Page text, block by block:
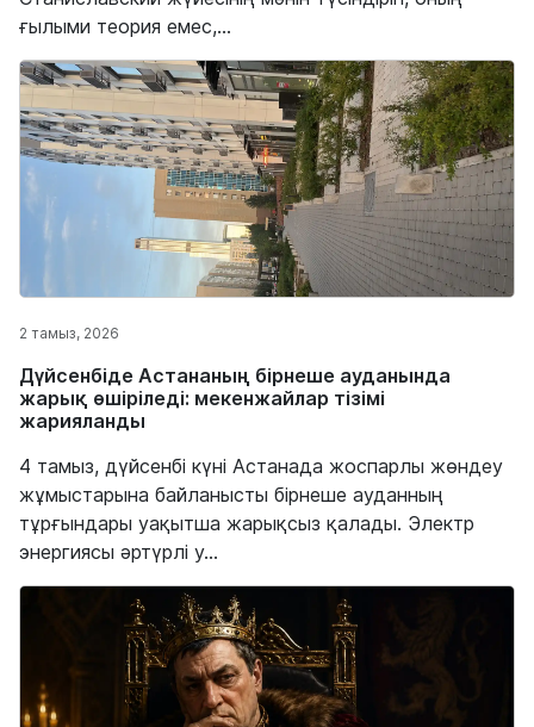
ғылыми теория емес,...
2 тамыз, 2026
Дүйсенбіде Астананың бірнеше ауданында
жарық өшіріледі: мекенжайлар тізімі
жарияланды
4 тамыз, дүйсенбі күні Астанада жоспарлы жөндеу
жұмыстарына байланысты бірнеше ауданның
тұрғындары уақытша жарықсыз қалады. Электр
энергиясы әртүрлі у...